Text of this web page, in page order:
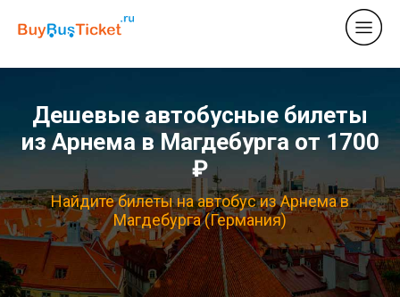
Дешевые автобусные билеты
из Арнема в Магдебурга от 1700
₽
Найдите билеты на автобус из Арнема в
Магдебурга (Германия)